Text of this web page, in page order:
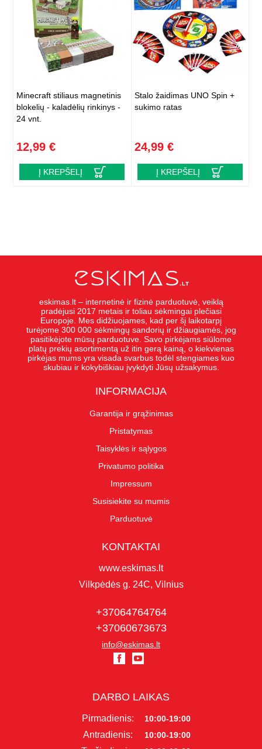
Minecraft stiliaus magnetinis
blokelių - kaladėlių rinkinys -
24 vnt.
12,99 €
Į KREPŠELĮ
Stalo žaidimas UNO Spin +
sukimo ratas
24,99 €
Į KREPŠELĮ
eskimas.lt – internetinė ir fizinė parduotuvė, veiklą
pradėjusi 2017 metais ir toliau sėkmingai plečiasi
Europoje. Mes didžiuojames, kad per šį laikotarpį
turėjome 300 000 sėkmingų sandorių ir džiaugiamės, jog
pasitikėjote mūsų parduotuve. Savo pirkėjams siūlome
platų prekių asortimentą už itin gerą kainą, o kiekvienas
pirkėjas mums yra visada svarbus todėl stengiames kuo
skubiau ir kokybiškiau įvykdyti Jūsų užsakymus.
INFORMACIJA
Garantija ir grąžinimas
Pristatymas
Taisyklės ir sąlygos
Privatumo politika
Impressum
Susisiekite su mumis
Parduotuvė
KONTAKTAI
www.eskimas.lt
Vilkpėdės g. 24C, Vilnius
+37064764764
+37060673673
info@eskimas.lt
DARBO LAIKAS
Pirmadienis: 10:00-19:00
Antradienis: 10:00-19:00